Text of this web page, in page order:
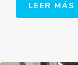
LEER MÁS